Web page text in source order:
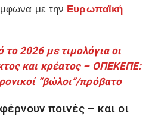
με την Ευρωπαϊκή
2026 με τιμολόγια οι
και κρέατος – ΟΠΕΚΕΠΕ:
“βώλοι”/πρόβατο
ποινές – και οι